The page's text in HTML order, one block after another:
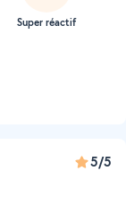
Super réactif
5/5